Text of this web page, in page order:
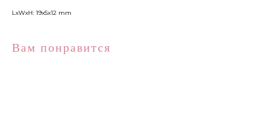
LxWxH: 19x5x12 mm
Вам понравится